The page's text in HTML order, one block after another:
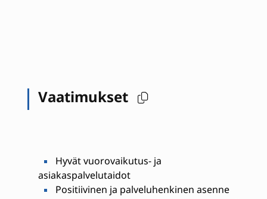
Vaatimukset
Hyvät vuorovaikutus- ja
asiakaspalvelutaidot
Positiivinen ja palveluhenkinen asenne